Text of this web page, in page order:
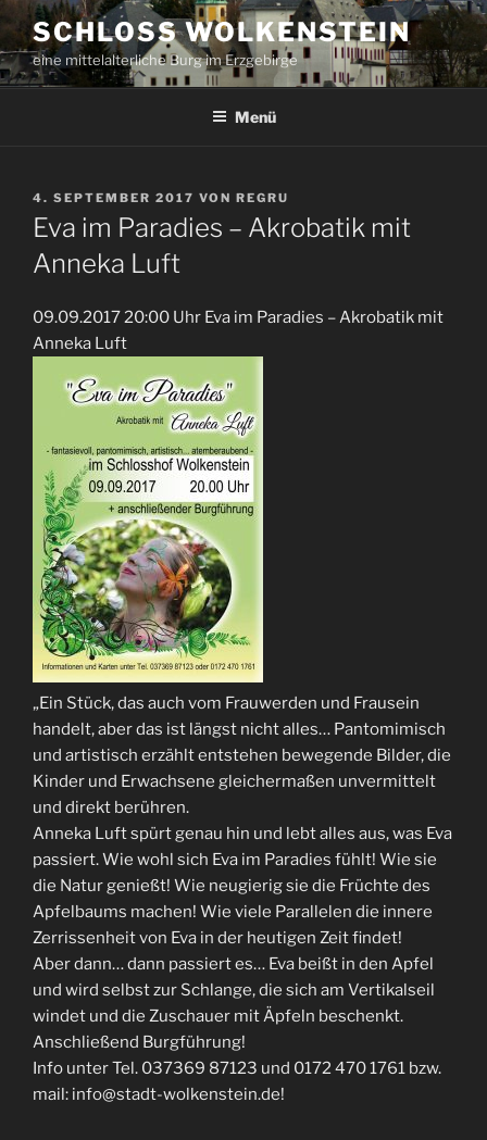
Zum
Inhalt
springen
SCHLOSS WOLKENSTEIN
eine mittelalterliche Burg im Erzgebirge
Menü
VERÖFFENTLICHT
AM
4. SEPTEMBER 2017 VON REGRU
Eva im Paradies – Akrobatik mit
Anneka Luft
09.09.2017 20:00 Uhr Eva im Paradies – Akrobatik mit
Anneka Luft
„Ein Stück, das auch vom Frauwerden und Frausein
handelt, aber das ist längst nicht alles… Pantomimisch
und artistisch erzählt entstehen bewegende Bilder, die
Kinder und Erwachsene gleichermaßen unvermittelt
und direkt berühren.
Anneka Luft spürt genau hin und lebt alles aus, was Eva
passiert. Wie wohl sich Eva im Paradies fühlt! Wie sie
die Natur genießt! Wie neugierig sie die Früchte des
Apfelbaums machen! Wie viele Parallelen die innere
Zerrissenheit von Eva in der heutigen Zeit findet!
Aber dann… dann passiert es… Eva beißt in den Apfel
und wird selbst zur Schlange, die sich am Vertikalseil
windet und die Zuschauer mit Äpfeln beschenkt.
Anschließend Burgführung!
Info unter Tel. 037369 87123 und 0172 470 1761 bzw.
mail: info@stadt-wolkenstein.de!